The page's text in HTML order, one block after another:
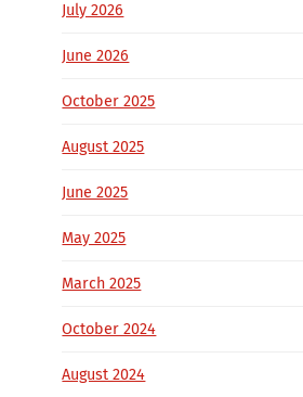
July 2026
June 2026
October 2025
August 2025
June 2025
May 2025
March 2025
October 2024
August 2024